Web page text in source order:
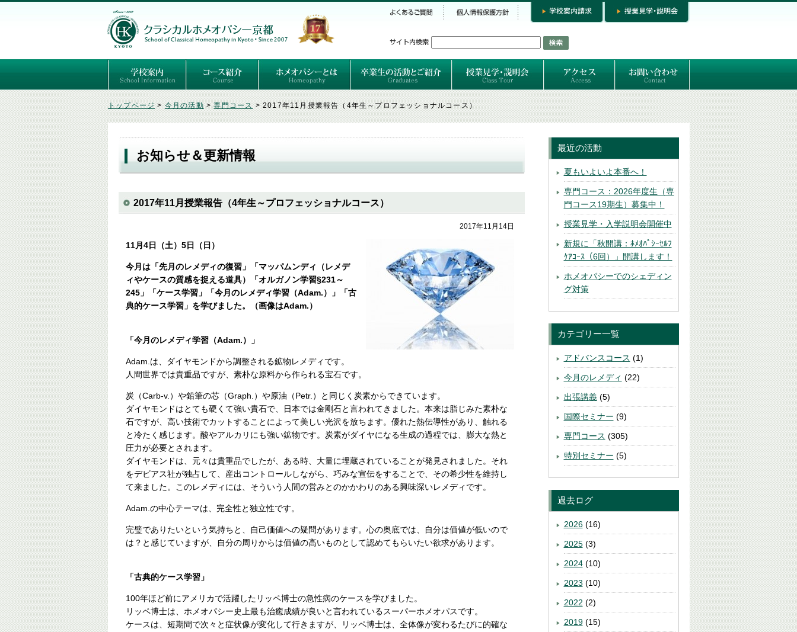
ごあいさつ
３つの基本理念
講師紹介
国際セミナー
ある日の学校生活（写真）
推薦者の声
よくあるご質問
予定表 はじめてのホメオパシー
セルフケアコース
専門コース（4年制）
専門コース（通信）
専門コース編入制度 ホメオパシーとは
クラシカルホメオパシーとは
オルガノンとは
ハーネマンの人生
ハーネマン以後のホメオパス
レメディの使い方ABC 卒業生のご紹介
卒業生の活動 お問い合わせ
専門コースお問い合わせ
専門コース入学お申し込み
個人セッション
トップページ>今月の活動>専門コース>2017年11月授業報告（4年生～プロフェッショナルコース）
お知らせ＆更新情報
2017年11月授業報告（4年生～プロフェッショナルコース）
2017年11月14日
11月4日（土）5日（日）
今月は「先月のレメディの復習」「マッパムンディ（レメデ
ィやケースの質感を捉える道具）「オルガノン学習§231～
245」「ケース学習」「今月のレメディ学習（Adam.）」「古
典的ケース学習」を学びました。（画像はAdam.）
「今月のレメディ学習（Adam.）」
Adam.は、ダイヤモンドから調整される鉱物レメディです。
人間世界では貴重品ですが、素朴な原料から作られる宝石です。
炭（Carb-v.）や鉛筆の芯（Graph.）や原油（Petr.）と同じく炭素からできています。
ダイヤモンドはとても硬くて強い貴石で、日本では金剛石と言われてきました。本来は脂じみた素朴な
石ですが、高い技術でカットすることによって美しい光沢を放ちます。優れた熱伝導性があり、触れる
と冷たく感じます。酸やアルカリにも強い鉱物です。炭素がダイヤになる生成の過程では、膨大な熱と
圧力が必要とされます。
ダイヤモンドは、元々は貴重品でしたが、ある時、大量に埋蔵されていることが発見されました。それ
をデビアス社が独占して、産出コントロールしながら、巧みな宣伝をすることで、その希少性を維持し
て来ました。このレメディには、そういう人間の営みとのかかわりのある興味深いレメディです。
Adam.の中心テーマは、完全性と独立性です。
完璧でありたいという気持ちと、自己価値への疑問があります。心の奥底では、自分は価値が低いので
は？と感じていますが、自分の周りからは価値の高いものとして認めてもらいたい欲求があります。
「古典的ケース学習」
100年ほど前にアメリカで活躍したリッペ博士の急性病のケースを学びました。
リッペ博士は、ホメオパシー史上最も治癒成績が良いと言われているスーパーホメオパスです。
ケースは、短期間で次々と症状像が変化して行きますが、リッペ博士は、全体像が変わるたびに的確な
最近の活動
夏もいよいよ本番へ！
専門コース：2026年度生（専
門コース19期生）募集中！
授業見学・入学説明会開催中
新規に「秋開講：ﾎﾒｵﾊﾟｼｰｾﾙﾌ
ｹｱｺｰｽ（6回）」開講します！
ホメオパシーでのシェディン
グ対策
カテゴリー一覧
アドバンスコース (1)
今月のレメディ (22)
出張講義(5)
国際セミナー (9)
専門コース (305)
特別セミナー (5)
過去ログ
2026(16)
2025(3)
2024(10)
2023 (10)
2022 (2)
2019(15)